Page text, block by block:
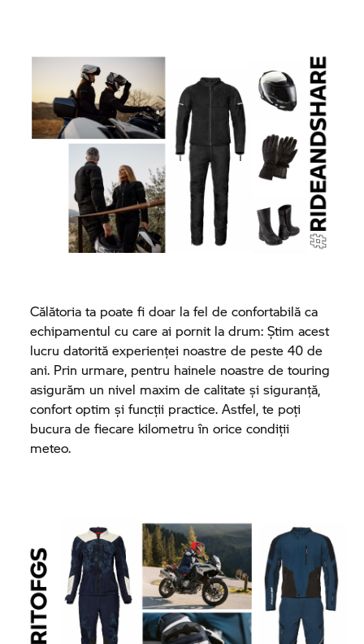
Călătoria ta poate fi doar la fel de confortabilă ca
echipamentul cu care ai pornit la drum: Știm acest
lucru datorită experienței noastre de peste 40 de
ani. Prin urmare, pentru hainele noastre de touring
asigurăm un nivel maxim de calitate și siguranță,
confort optim și funcții practice. Astfel, te poți
bucura de fiecare kilometru în orice condiții
meteo.